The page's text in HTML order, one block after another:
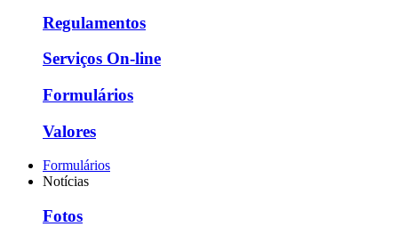
Regulamentos
Serviços On-line
Formulários
Valores
Formulários
Notícias
Fotos